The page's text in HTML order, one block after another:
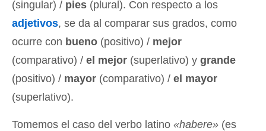
(singular) / pies (plural). Con respecto a los
adjetivos, se da al comparar sus grados, como
ocurre con bueno (positivo) / mejor
(comparativo) / el mejor (superlativo) y grande
(positivo) / mayor (comparativo) / el mayor
(superlativo).
Tomemos el caso del verbo latino «habere» (es